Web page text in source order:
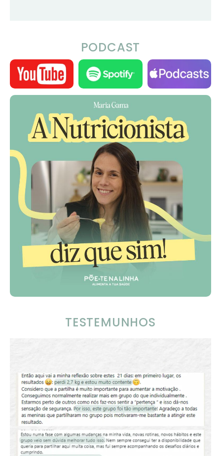
PODCAST
TESTEMUNHOS